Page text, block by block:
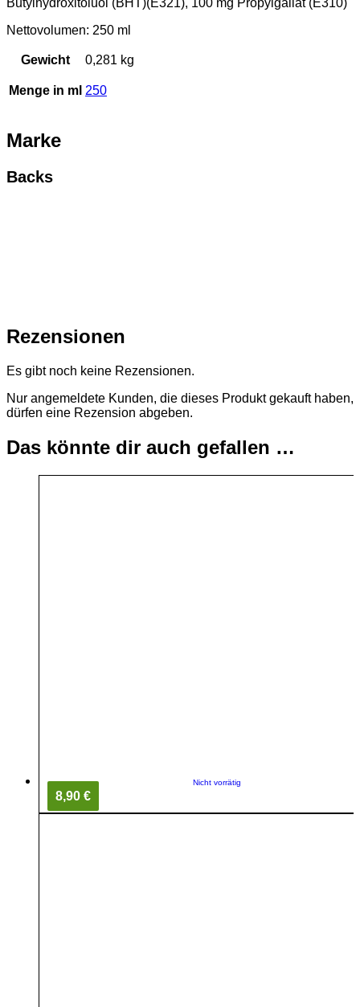
Nettovolumen: 250 ml
Gewicht 0,281 kg
Menge in ml 250
Marke
Backs
Rezensionen
Es gibt noch keine Rezensionen.
Nur angemeldete Kunden, die dieses Produkt gekauft haben,
dürfen eine Rezension abgeben.
Das könnte dir auch gefallen …
Nicht vorrätig
8,90 €